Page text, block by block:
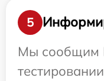
5
Мы сообщим